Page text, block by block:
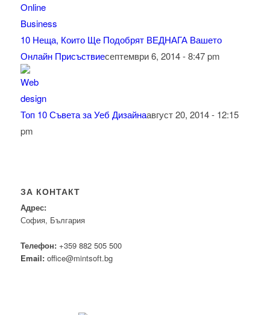
10 Неща, Които Ще Подобрят ВЕДНАГА Вашето
Онлайн Присъствиесептември 6, 2014 - 8:47 pm
Топ 10 Съвета за Уеб Дизайнаавгуст 20, 2014 - 12:15
pm
ЗА КОНТАКТ
Адрес:
София, България
Телефон:+359 882 505 500
Email:office@mintsoft.bg